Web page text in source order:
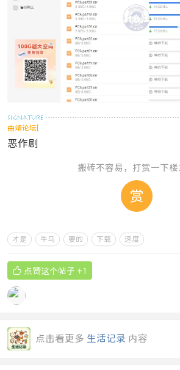
曲靖论坛[
恶作剧
搬砖不容易，打赏一下楼
赏
才是 牛马 要的 下载 速度
 点赞这个帖子 +1
点击看更多 生活记录 内容